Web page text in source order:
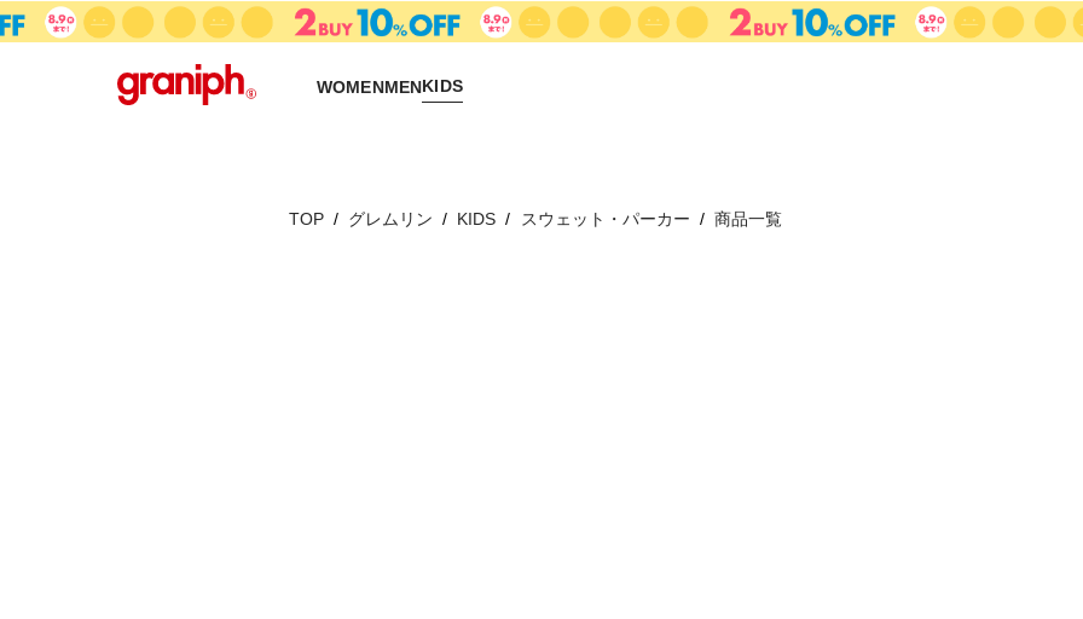
WOMENMENKIDS
TOP グレムリン KIDS スウェット・パーカー 商品一覧